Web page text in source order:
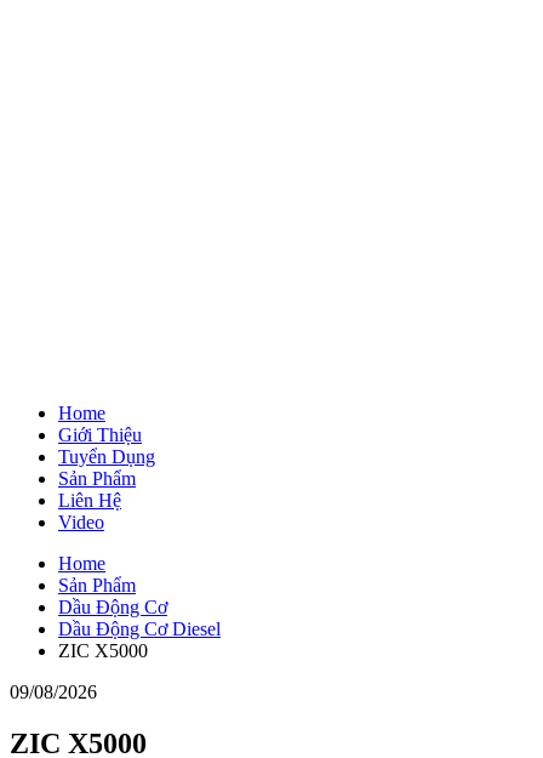
Home
Giới Thiệu
Tuyển Dụng
Sản Phẩm
Liên Hệ
Video
Home
Sản Phẩm
Dầu Động Cơ
Dầu Động Cơ Diesel
ZIC X5000
09/08/2026
ZIC X5000